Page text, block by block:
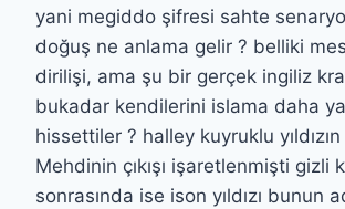
yani megiddo şifresi sahte
doğuş ne anlama gelir ? belliki
dirilişi, ama şu bir gerçek ingiliz
bukadar kendilerini islama daha
hissettiler ? halley kuyruklu
Mehdinin çıkışı işaretlenmişti gizli
sonrasında ise ison yıldızı bunun